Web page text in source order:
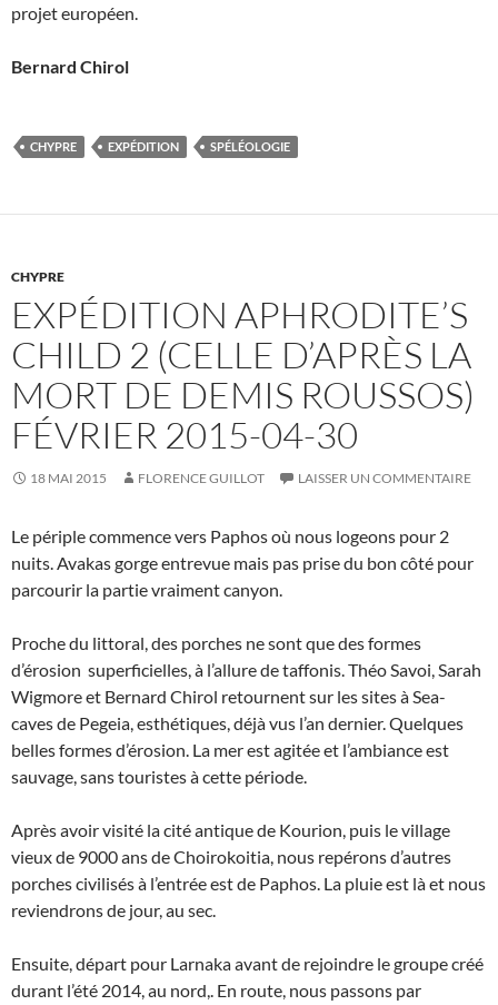
projet européen.
Bernard Chirol
CHYPRE EXPÉDITION SPÉLÉOLOGIE
CHYPRE
EXPÉDITION APHRODITE’S
CHILD 2 (CELLE D’APRÈS LA
MORT DE DEMIS ROUSSOS)
FÉVRIER 2015-04-30
18 MAI 2015 FLORENCE GUILLOT LAISSER UN COMMENTAIRE
Le périple commence vers Paphos où nous logeons pour 2
nuits. Avakas gorge entrevue mais pas prise du bon côté pour
parcourir la partie vraiment canyon.
Proche du littoral, des porches ne sont que des formes
d’érosion superficielles, à l’allure de taffonis. Théo Savoi, Sarah
Wigmore et Bernard Chirol retournent sur les sites à Sea-
caves de Pegeia, esthétiques, déjà vus l’an dernier. Quelques
belles formes d’érosion. La mer est agitée et l’ambiance est
sauvage, sans touristes à cette période.
Après avoir visité la cité antique de Kourion, puis le village
vieux de 9000 ans de Choirokoitia, nous repérons d’autres
porches civilisés à l’entrée est de Paphos. La pluie est là et nous
reviendrons de jour, au sec.
Ensuite, départ pour Larnaka avant de rejoindre le groupe créé
durant l’été 2014, au nord,. En route, nous passons par